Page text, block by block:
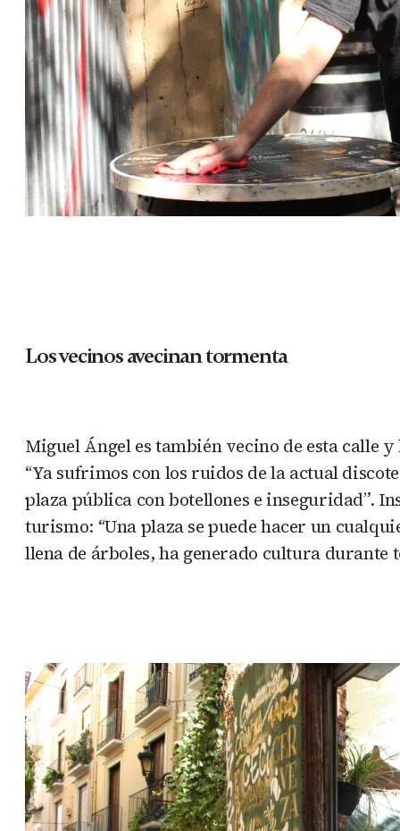
Los vecinos avecinan tormenta
Miguel Ángel es también vecino de esta calle
“Ya sufrimos con los ruidos de la actual
plaza pública con botellones e inseguridad”.
turismo: “Una plaza se puede hacer un
llena de árboles, ha generado cultura durante